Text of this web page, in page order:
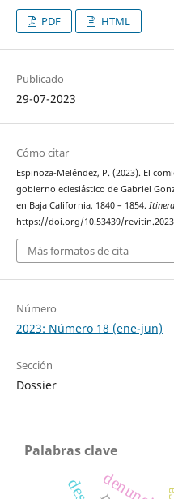
PDF HTML
Publicado
29-07-2023
Cómo citar
Espinoza-Meléndez, P. (2023). El
gobierno eclesiástico de Gabriel
en Baja California, 1840 – 1854.
https://doi.org/10.53439/
Más formatos de cita
Número
2023: Número 18 (ene-jun)
Sección
Dossier
Palabras clave